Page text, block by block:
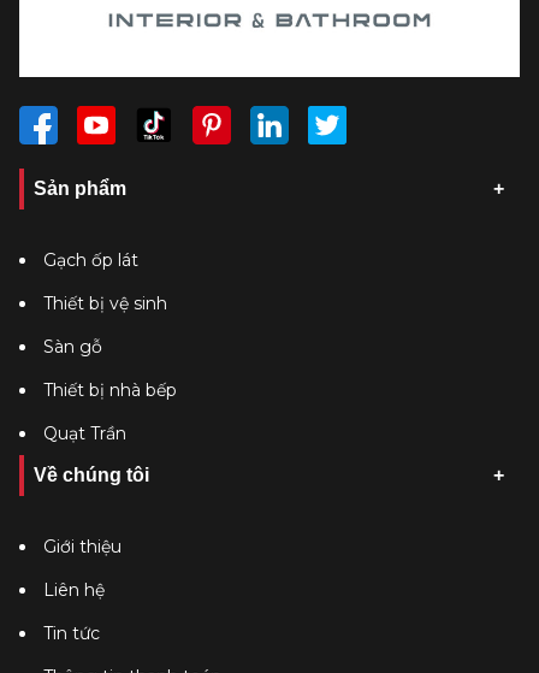
Sản phẩm
Gạch ốp lát
Thiết bị vệ sinh
Sàn gỗ
Thiết bị nhà bếp
Quạt Trần
Về chúng tôi
Giới thiệu
Liên hệ
Tin tức